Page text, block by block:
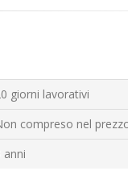
giorni lavorativi
compreso nel
anni